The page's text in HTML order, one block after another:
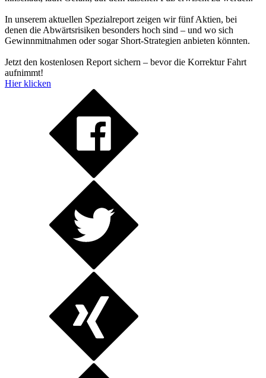
In unserem aktuellen Spezialreport zeigen wir fünf Aktien, bei
denen die Abwärtsrisiken besonders hoch sind – und wo sich
Gewinnmitnahmen oder sogar Short-Strategien anbieten könnten.
Jetzt den kostenlosen Report sichern – bevor die Korrektur Fahrt
aufnimmt!
Hier klicken